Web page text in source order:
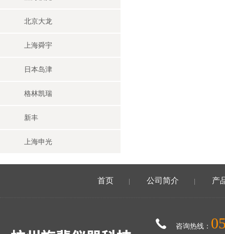
北京大龙
上海舜宇
日本岛津
格林凯瑞
新丰
上海申光
首页 公司简介 产
咨询热线：